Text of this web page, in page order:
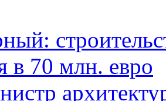
в 70 млн. евро